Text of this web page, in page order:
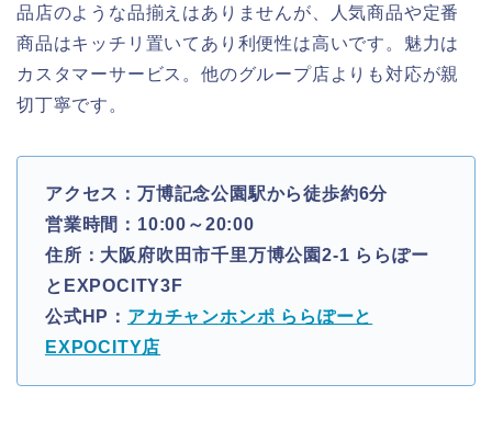
品店のような品揃えはありませんが、人気商品や定番
商品はキッチリ置いてあり利便性は高いです。魅力は
カスタマーサービス。他のグループ店よりも対応が親
切丁寧です。
アクセス：万博記念公園駅から徒歩約6分
営業時間：10:00～20:00
住所：大阪府吹田市千里万博公園2-1 ららぽー
とEXPOCITY3F
公式HP： アカチャンホンポ ららぽーと
EXPOCITY店